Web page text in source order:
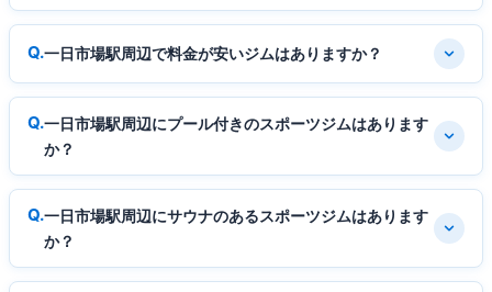
一日市場駅周辺で料金が安いジムはありますか？
一日市場駅周辺にプール付きのスポーツジムはあります
か？
一日市場駅周辺にサウナのあるスポーツジムはあります
か？